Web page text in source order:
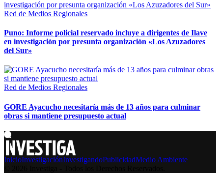
Red de Medios Regionales
Puno: Informe policial reservado incluye a dirigentes de Ilave
en investigación por presunta organización «Los Azuzadores
del Sur»
Red de Medios Regionales
GORE Ayacucho necesitaría más de 13 años para culminar
obras si mantiene presupuesto actual
InicioInvestigaciónInvestigandoPublicidadMedio Ambiente